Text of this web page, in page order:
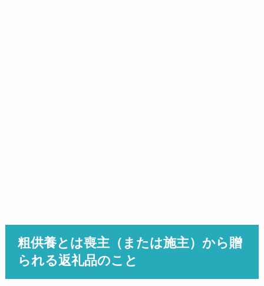
粗供養とは喪主（または施主）から贈
られる返礼品のこと